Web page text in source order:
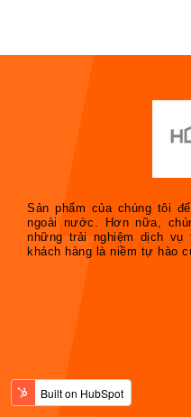
Sản phẩm của chúng tôi
ngoài nước. Hơn nữa,
những trải nghiệm dịch
khách hàng là niềm tự hào